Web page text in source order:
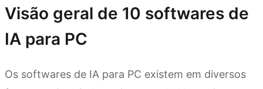
Visão geral de 10 softwares de
IA para PC
Os softwares de IA para PC existem em diversos